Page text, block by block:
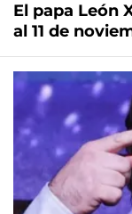
El papa León
al 11 de